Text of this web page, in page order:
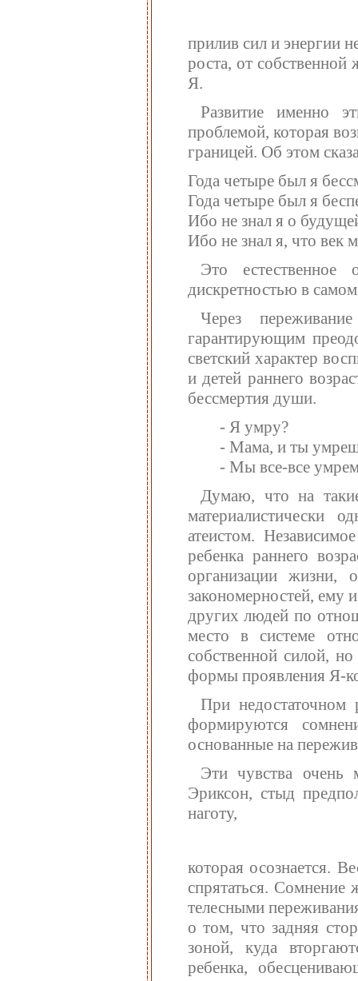
прилив сил и энергии
роста, от
Я.
Развитие именно
проблемой, которая
границей. Об этом
Года четыре был я
Года четыре был я
Ибо не знал я о
Ибо не знал я, что век
Это естественное
дискретностью в
Через
гарантирующим
светский характер
и детей раннего
бессмертия души.
- Я умру?
- Мама, и ты
- Мы все-все
Думаю, что на
материалистически
атеистом.
ребенка раннего
организации жизни,
закономерностей, ему
других людей по
место в системе
собственной силой,
формы проявления Я-
При недостаточном
формируются
основанные на
Эти чувства очень
Эриксон, стыд
наготу,
которая осознается.
спрятаться. Сомнение
телесными
о том, что задняя
зоной, куда
ребенка,